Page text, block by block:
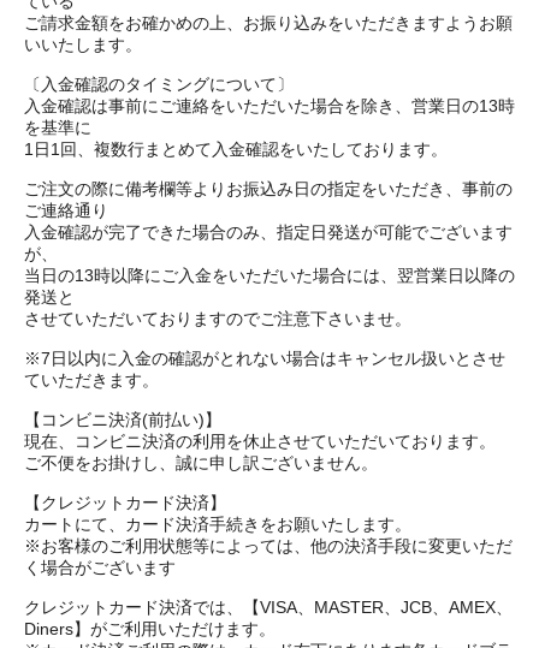
ご請求金額をお確かめの上、お振り込みをいただきますようお願
いいたします。
〔入金確認のタイミングについて〕
入金確認は事前にご連絡をいただいた場合を除き、営業日の13時
を基準に
1日1回、複数行まとめて入金確認をいたしております。
ご注文の際に備考欄等よりお振込み日の指定をいただき、事前の
ご連絡通り
入金確認が完了できた場合のみ、指定日発送が可能でございます
が、
当日の13時以降にご入金をいただいた場合には、翌営業日以降の
発送と
させていただいておりますのでご注意下さいませ。
※7日以内に入金の確認がとれない場合はキャンセル扱いとさせ
ていただきます。
【コンビニ決済(前払い)】
現在、コンビニ決済の利用を休止させていただいております。
ご不便をお掛けし、誠に申し訳ございません。
【クレジットカード決済】
カートにて、カード決済手続きをお願いたします。
※お客様のご利用状態等によっては、他の決済手段に変更いただ
く場合がございます
クレジットカード決済では、【VISA、MASTER、JCB、AMEX、
Diners】がご利用いただけます。